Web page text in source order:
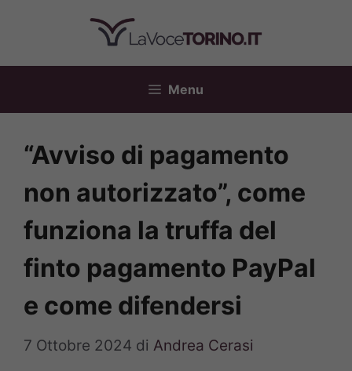
contenuto
Menu
“Avviso di pagamento
non autorizzato”, come
funziona la truffa del
finto pagamento PayPal
e come difendersi
7 Ottobre 2024 di Andrea Cerasi